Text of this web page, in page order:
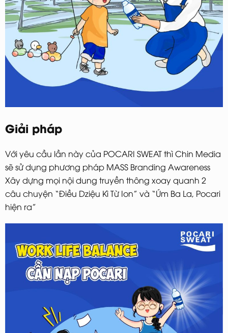
Giải pháp
Với yêu cầu lần này của POCARI SWEAT thì Chin Media
sẽ sử dụng phương pháp MASS Branding Awareness
Xây dựng mọi nội dung truyền thông xoay quanh 2
câu chuyện “Điều Dziệu Kì Từ Ion” và “Úm Ba La, Pocari
hiện ra”